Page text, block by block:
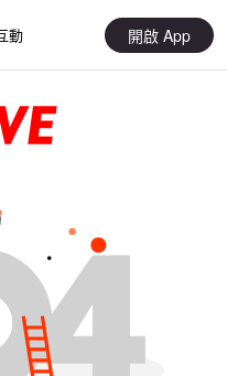
動 開啟 App